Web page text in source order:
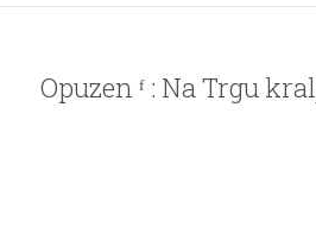
Opuzen ᶠ : Na Trgu